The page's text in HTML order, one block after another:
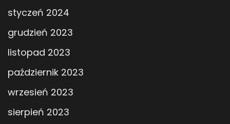
styczeń 2024
grudzień 2023
listopad 2023
październik 2023
wrzesień 2023
sierpień 2023